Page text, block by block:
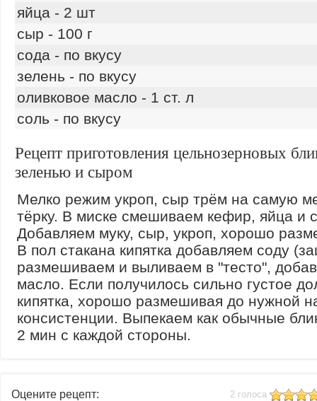
яйца - 2 шт
сыр - 100 г
сода - по вкусу
зелень - по вкусу
оливковое масло - 1 ст. л
соль - по вкусу
Рецепт приготовления цельнозерновых
зеленью и сыром
Мелко режим укроп, сыр трём на самую
тёрку. В миске смешиваем кефир, яйца и
Добавляем муку, сыр, укроп, хорошо
В пол стакана кипятка добавляем соду
размешиваем и выливаем в "тесто",
масло. Если получилось сильно густое
кипятка, хорошо размешивая до нужной
консистенции. Выпекаем как обычные
2 мин с каждой стороны.
Оцените рецепт: 2 голоса